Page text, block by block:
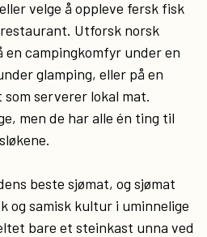
velge å oppleve fersk fisk
Utforsk norsk
en campingkomfyr under en
glamping, eller på en
serverer lokal mat.
men de har alle én ting til
beste sjømat, og sjømat
og samisk kultur i uminnelige
bare et steinkast unna ved